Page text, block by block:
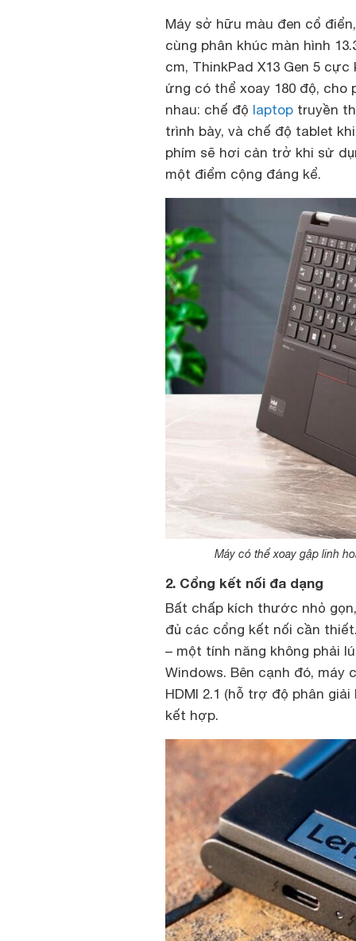
Máy sở hữu màu đen cổ
cùng phân khúc màn hình
cm, ThinkPad X13 Gen 5
ứng có thể xoay 180 độ,
nhau: chế độ laptop truyền
trình bày, và chế độ tablet
phím sẽ hơi cản trở khi sử
một điểm cộng đáng kể.
Máy có thể xoay gập linh
2. Cổng kết nối đa dạng
Bất chấp kích thước nhỏ
đủ các cổng kết nối cần
– một tính năng không phải
Windows. Bên cạnh đó, máy
HDMI 2.1 (hỗ trợ độ phân
kết hợp.